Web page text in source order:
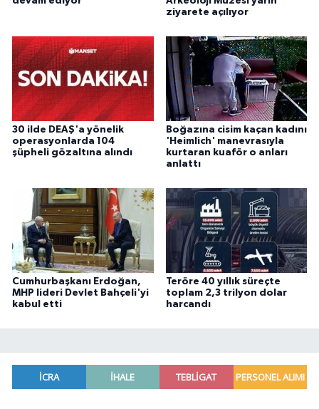
ziyarete açılıyor
30 ilde DEAŞ'a yönelik
operasyonlarda 104
şüpheli gözaltına alındı
Boğazına cisim kaçan kadını
'Heimlich' manevrasıyla
kurtaran kuaför o anları
anlattı
Cumhurbaşkanı Erdoğan,
MHP lideri Devlet Bahçeli'yi
kabul etti
Teröre 40 yıllık süreçte
toplam 2,3 trilyon dolar
harcandı